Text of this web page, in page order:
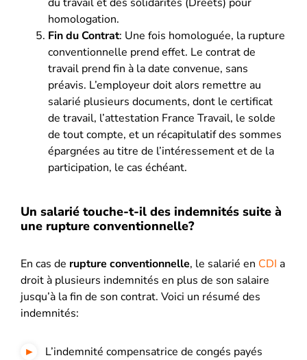
homologation.
Fin du Contrat: Une fois homologuée, la rupture
conventionnelle prend effet. Le contrat de
travail prend fin à la date convenue, sans
préavis. L’employeur doit alors remettre au
salarié plusieurs documents, dont le certificat
de travail, l’attestation France Travail, le solde
de tout compte, et un récapitulatif des sommes
épargnées au titre de l’intéressement et de la
participation, le cas échéant.
Un salarié touche-t-il des indemnités suite à
une rupture conventionnelle?
En cas de rupture conventionnelle, le salarié en CDI a
droit à plusieurs indemnités en plus de son salaire
jusqu’à la fin de son contrat. Voici un résumé des
indemnités:
L’indemnité compensatrice de congés payés